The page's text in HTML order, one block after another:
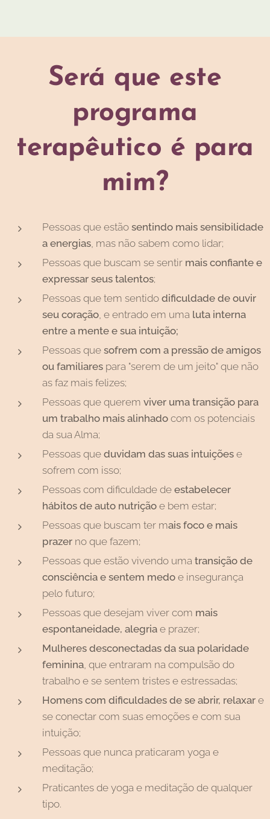
Será que este
programa
terapêutico é para
mim?
Pessoas que estão sentindo mais sensibilidade
a energias, mas não sabem como lidar;
Pessoas que buscam se sentir mais confiante e
expressar seus talentos;
Pessoas que tem sentido dificuldade de ouvir
seu coração, e entrado em uma luta interna
entre a mente e sua intuição;
Pessoas que sofrem com a pressão de amigos
ou familiares para "serem de um jeito" que não
as faz mais felizes;
Pessoas que querem viver uma transição para
um trabalho mais alinhado com os potenciais
da sua Alma;
Pessoas que duvidam das suas intuições e
sofrem com isso;
Pessoas com dificuldade de estabelecer
hábitos de auto nutrição e bem estar;
Pessoas que buscam ter mais foco e mais
prazer no que fazem;
Pessoas que estão vivendo uma transição de
consciência e sentem medo e insegurança
pelo futuro;
Pessoas que desejam viver com mais
espontaneidade, alegria e prazer;
Mulheres desconectadas da sua polaridade
feminina, que entraram na compulsão do
trabalho e se sentem tristes e estressadas;
Homens com dificuldades de se abrir, relaxar e
se conectar com suas emoções e com sua
intuição;
Pessoas que nunca praticaram yoga e
meditação;
Praticantes de yoga e meditação de qualquer
tipo.